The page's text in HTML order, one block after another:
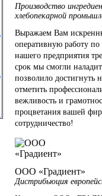
Производство
хлебопекарной
Выражаем Вам
оперативную работу
нашего предприятия
срок мы смогли
позволило достигнуть
отметить
вежливость и
процветания вашей
сотрудничество!
ООО «Градиент»
Дистрибьюция